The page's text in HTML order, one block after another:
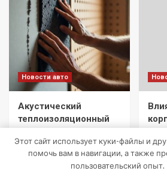
Новости авто
Акустический
теплоизоляционный
мат: назначение и
применение
Этот сайт использует куки-файлы и
помочь вам в навигации, а также
пользовательский опыт.